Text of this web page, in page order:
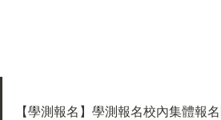
【學測報名】學測報名校內集體報